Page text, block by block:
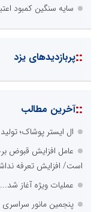
سایه سنگین کمبود
::پربازدیدهای یزد
::آخرین مطالب
ال ایستر پوشاک؛ تولید
عامل افزایش قبوض
است/ افزایش تعرفه
عملیات ویژه آغاز شد...
پنجمین مانور